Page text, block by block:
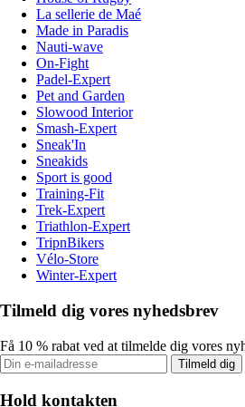
La sellerie de Maé
Made in Paradis
Nauti-wave
On-Fight
Padel-Expert
Pet and Garden
Slowood Interior
Smash-Expert
Sneak'In
Sneakids
Sport is good
Training-Fit
Trek-Expert
Triathlon-Expert
TripnBikers
Vélo-Store
Winter-Expert
Tilmeld dig vores nyhedsbrev
Få 10 % rabat ved at tilmelde dig vores
Tilmeld dig
Hold kontakten